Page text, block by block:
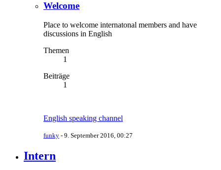
Welcome
Place to welcome internatonal members and have
discussions in English
Themen
1
Beiträge
1
English speaking channel
funky - 9. September 2016, 00:27
Intern